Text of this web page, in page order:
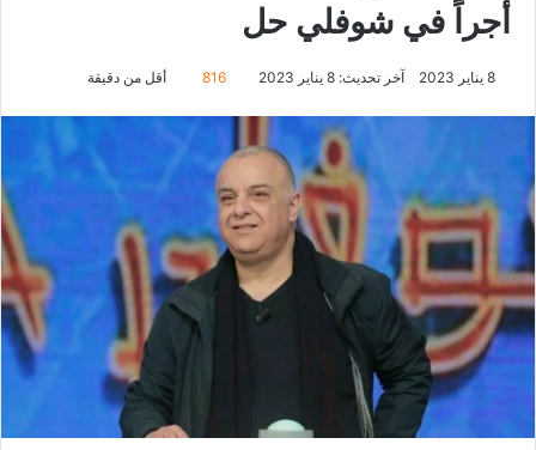
أجراً في شوفلي حل
8 يناير 2023 آخر تحديث: 8 يناير 2023 816 أقل من دقيقة